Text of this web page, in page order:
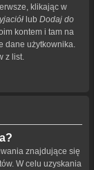
klikając w
lub Dodaj do
kontem i tam na
dane użytkownika.
z list.
znajdujące się
W celu uzyskania